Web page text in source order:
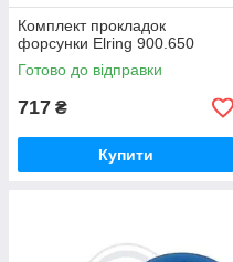
Комплект прокладок
форсунки Elring 900.650
Готово до відправки
717 ₴
Купити